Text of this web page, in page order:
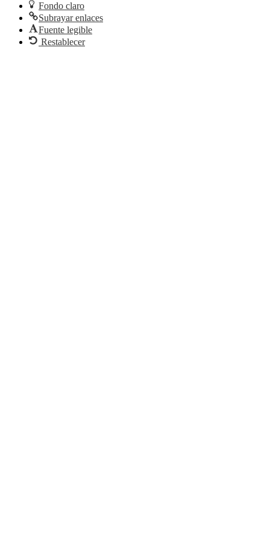
Fondo claro
Subrayar enlaces
Fuente legible
Restablecer